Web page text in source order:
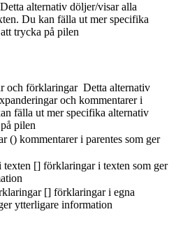
Detta alternativ döljer/visar alla
Du kan fälla ut mer specifika
trycka på pilen
och förklaringar Detta alternativ
och kommentarer i
fälla ut mer specifika alternativ
pilen
() kommentarer i parentes som ger
texten [] förklaringar i texten som ger
[] förklaringar i egna
ytterligare information